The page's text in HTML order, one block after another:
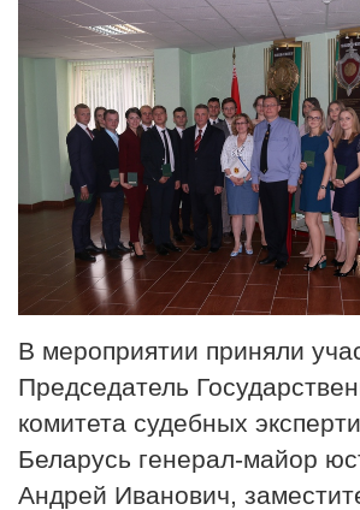
В мероприятии приняли
Председатель
комитета судебных
Беларусь генерал-майор
Андрей Иванович,